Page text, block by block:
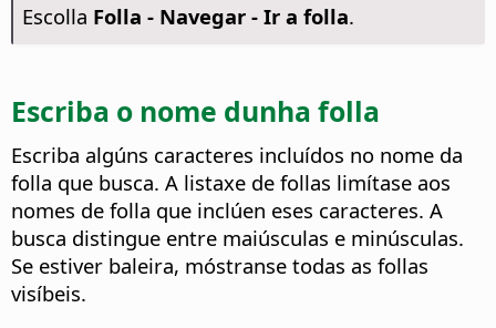
Escolla Folla - Navegar - Ir a folla.
Escriba o nome dunha folla
Escriba algúns caracteres incluídos no nome da
folla que busca. A listaxe de follas limítase aos
nomes de folla que inclúen eses caracteres. A
busca distingue entre maiúsculas e minúsculas.
Se estiver baleira, móstranse todas as follas
visíbeis.